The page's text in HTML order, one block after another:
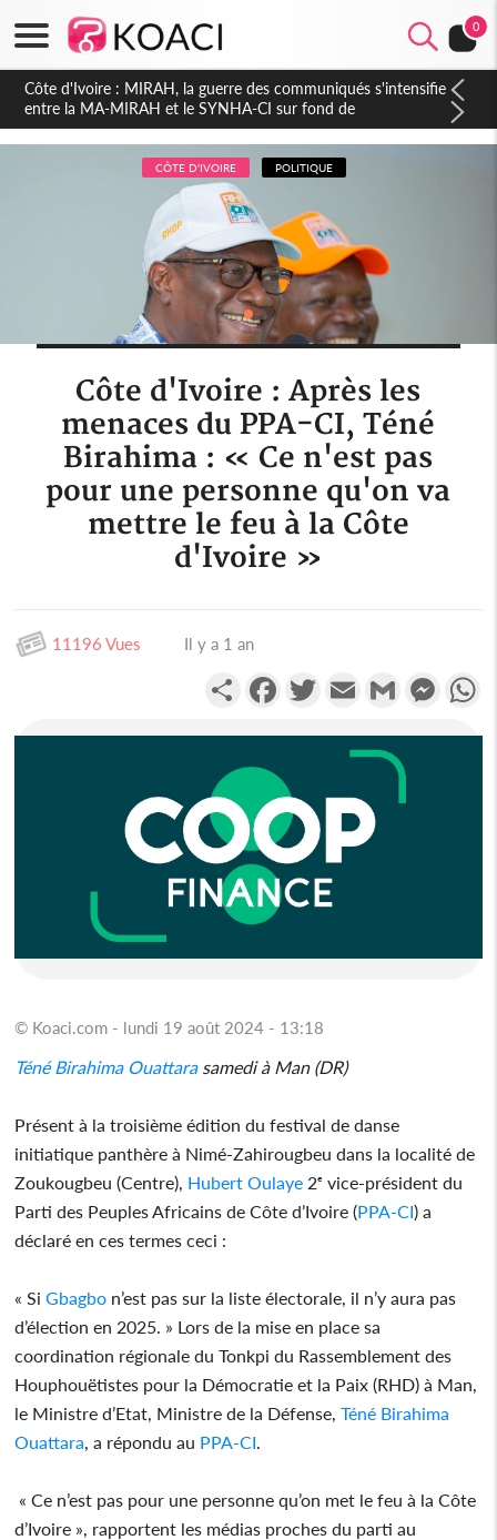
0
Côte d'Ivoire : Indépendance 2026, Thiam plaide pour un
environnement démocratique plus apaisé
CÔTE D'IVOIRE POLITIQUE
Côte d'Ivoire : Après les
menaces du PPA-CI, Téné
Birahima : « Ce n'est pas
pour une personne qu'on va
mettre le feu à la Côte
d'Ivoire »
11196 Vues Il y a 1 an
PartagerFacebookTwitterEmail Gmail
© Koaci.com - lundi 19 août 2024 - 13:18
Téné Birahima Ouattarasamedi à Man (DR)
Présent à la troisième édition du festival de danse
initiatique panthère à Nimé-Zahirougbeu dans la localité de
Zoukougbeu (Centre), Hubert Oulaye 2ᵉ vice-président du
Parti des Peuples Africains de Côte d’Ivoire (PPA-CI) a
déclaré en ces termes ceci :
« SiGbagbo n’est pas sur la liste électorale, il n’y aura pas
d’élection en 2025. » Lors de la mise en place sa
coordination régionale du Tonkpi du Rassemblement des
Houphouëtistes pour la Démocratie et la Paix (RHD) à Man,
le Ministre d’Etat, Ministre de la Défense,Téné Birahima
Ouattara , a répondu au PPA-CI
« Ce n’est pas pour une personne qu’on met le feu à la Côte
d’Ivoire », rapportent les médias proches du parti au